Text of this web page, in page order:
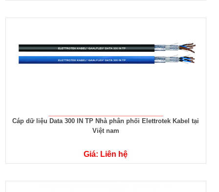
Cáp dữ liệu Data 300 IN TP Nhà phân phối Elettrotek Kabel tại
Việt nam
Giá: Liên hệ